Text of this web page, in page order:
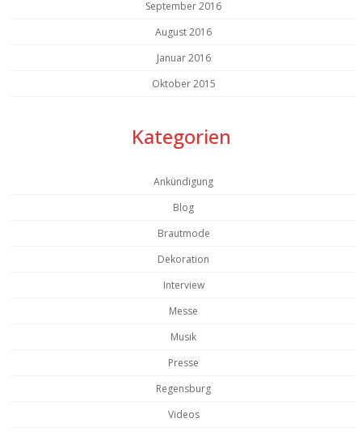
September 2016
August 2016
Januar 2016
Oktober 2015
Kategorien
Ankündigung
Blog
Brautmode
Dekoration
Interview
Messe
Musik
Presse
Regensburg
Videos